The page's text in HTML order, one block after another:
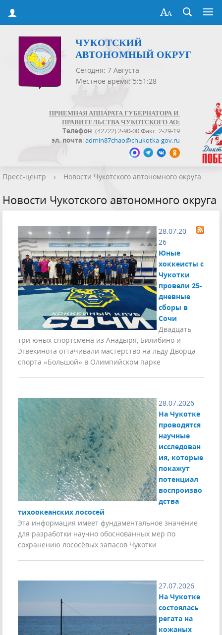
ЧУКОТСКИЙ
АВТОНОМНЫЙ ОКРУГ
Сегодня: 7 Августа
Местное время: 5:51:28
ПРИЕМНАЯ АППАРАТА ГУБЕРНАТОРА И
ПРАВИТЕЛЬСТВА ЧУКОТСКОГО АО:
Телефон: (42722) 2-90-00 Факс: 2-29-19
эл. почта:admin87chao@chukotka-gov.ru
Пресс-центр › Новости Чукотского автономного округа
Новости Чукотского автономного округа
28.07.20
26
Юные
хоккеисты с
Чукотки
провели 25-
дневные
сборы в
Сочи
Двадцать
три юных спортсмена из Анадыря, Билибино и
Эгвекинота оттачивали мастерство на льду Дворца
спорта «Большой» в Олимпийском парке
28.07.2026
На Чукотке
проводятся
научные
исследован
ия, которые
покажут
потенциал
воспроизво
дства
тихоокеанских лососей
Эта информация имеет фундаментальное значение
для разработки научно обоснованных мер по
сохранению лососёвых запасов Чукотки
27.07.2026
На Чукотке
состоялась
регата на
кожаных